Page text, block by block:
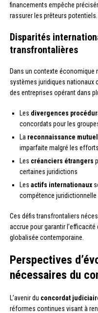
financements empêche
rassurer les prêteurs potentiels.
Disparités
transfrontalières
Dans un contexte économique
systèmes juridiques nationaux
des entreprises opérant dans
Les divergences
concordats pour les
La reconnaissance
imparfaite malgré les
Les créanciers étrangers
certaines juridictions
Les actifs internationaux
compétence juridictionnelle
Ces défis transfrontaliers
accrue pour garantir
globalisée contemporaine.
Perspectives
nécessaires du
L’avenir du concordat
réformes continues visant à